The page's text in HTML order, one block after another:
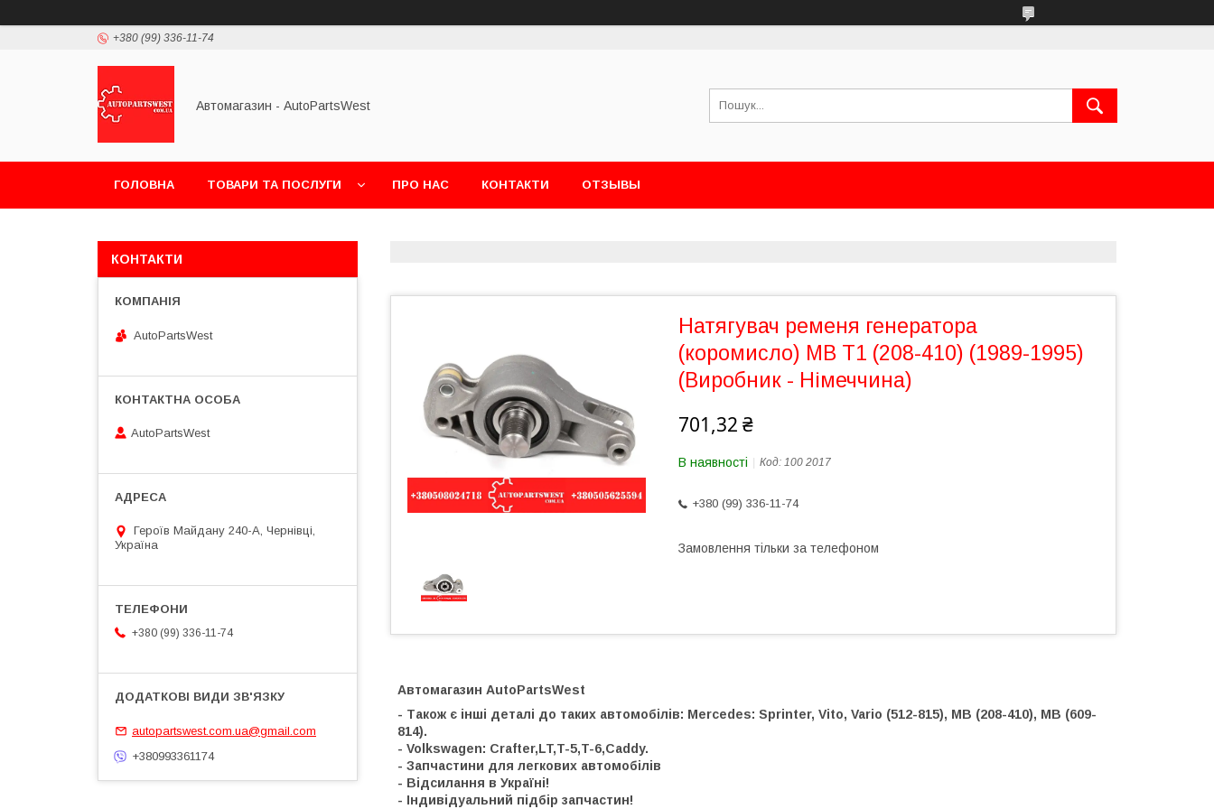
+380 (99) 336-11-74
Автомагазин - AutoPartsWest
ГОЛОВНА ТОВАРИ ТА ПОСЛУГИ ПРО НАС КОНТАКТИ ОТЗЫВЫ
Натягувач ременя генератора
(коромисло) MB T1 (208-410) (1989-1995)
(Виробник - Німеччина)
701,32 ₴
В наявності Код: 100 2017
+380 (99) 336-11-74
Замовлення тільки за телефоном
Автомагазин AutoPartsWest
- Також є інші деталі до таких автомобілів: Mercedes: Sprinter, Vito, Vario (512-815), MB (208-410), MB (609-
814).
- Volkswagen: Crafter,LT,T-5,T-6,Caddy.
- Запчастини для легкових автомобілів
- Відсилання в Україні!
- Індивідуальний підбір запчастин!
КОНТАКТИ
AutoPartsWest
AutoPartsWest
Героїв Майдану 240-А, Чернівці,
Україна
+380 (99) 336-11-74
autopartswest.com.ua@gmail.com
+380993361174